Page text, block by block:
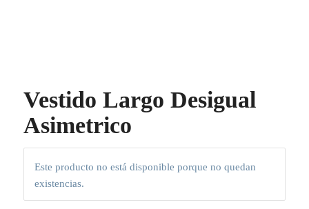
Vestido Largo Desigual
Asimetrico
Este producto no está disponible porque no quedan
existencias.